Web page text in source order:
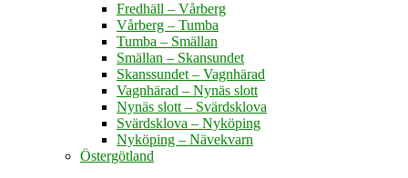
Fredhäll – Vårberg
Vårberg – Tumba
Tumba – Smällan
Smällan – Skansundet
Skanssundet – Vagnhärad
Vagnhärad – Nynäs slott
Nynäs slott – Svärdsklova
Svärdsklova – Nyköping
Nyköping – Nävekvarn
Östergötland